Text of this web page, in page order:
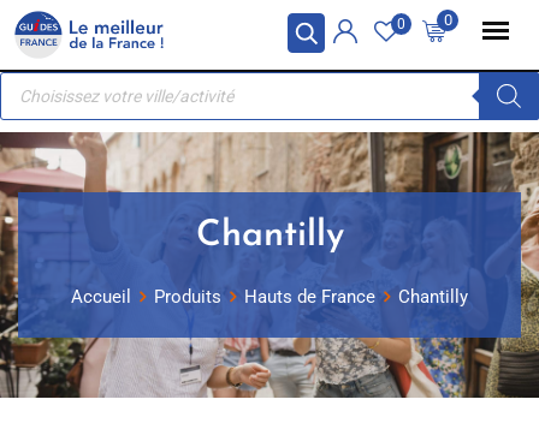
Panneau de gestion des cookies
Skip
content
0
0
Recherche
produits
Chantilly
Accueil Produits Hauts de France Chantilly